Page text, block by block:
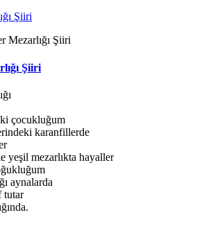
Şiiri
Şiiri
çocukluğum
karanfillerde
yeşil mezarlıkta hayaller
aynalarda
tutar